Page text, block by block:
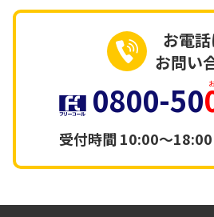
お電
お問い
0800-50
受付時間10:00～18:00